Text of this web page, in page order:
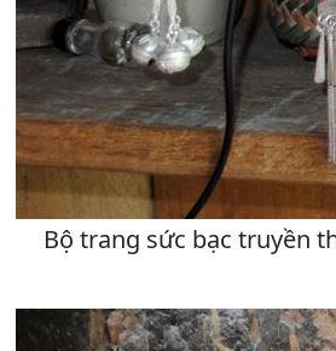
Bộ trang sức bạc truyền